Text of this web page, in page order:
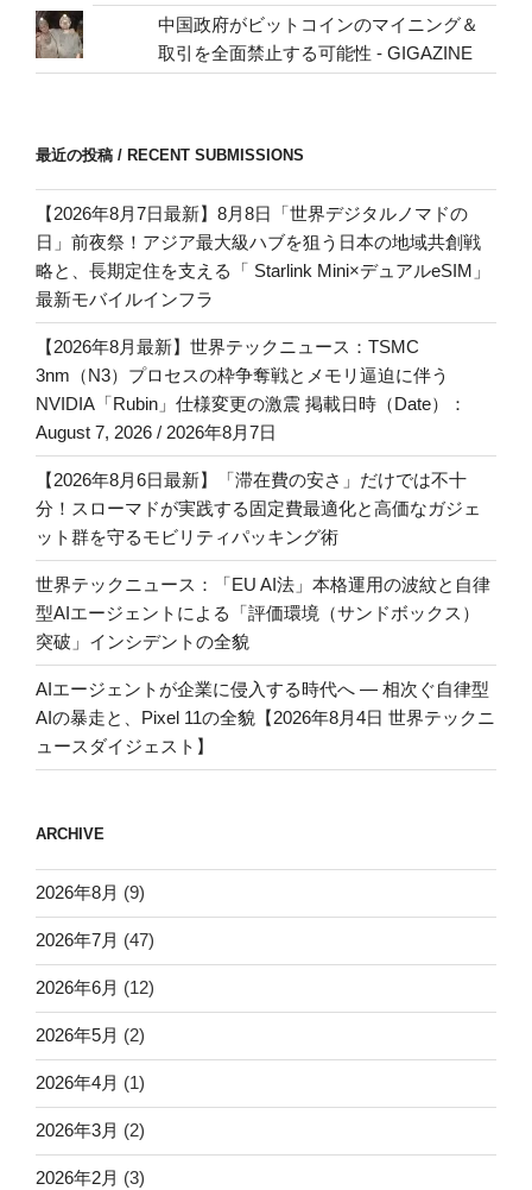
中国政府がビットコインのマイニング＆
取引を全面禁止する可能性 - GIGAZINE
最近の投稿 / RECENT SUBMISSIONS
【2026年8月7日最新】8月8日「世界デジタルノマドの
日」前夜祭！アジア最大級ハブを狙う日本の地域共創戦
略と、長期定住を支える「 Starlink Mini×デュアルeSIM」
最新モバイルインフラ
【2026年8月最新】世界テックニュース：TSMC
3nm（N3）プロセスの枠争奪戦とメモリ逼迫に伴う
NVIDIA「Rubin」仕様変更の激震 掲載日時（Date）：
August 7, 2026 / 2026年8月7日
【2026年8月6日最新】「滞在費の安さ」だけでは不十
分！スローマドが実践する固定費最適化と高価なガジェ
ット群を守るモビリティパッキング術
世界テックニュース：「EU AI法」本格運用の波紋と自律
型AIエージェントによる「評価環境（サンドボックス）
突破」インシデントの全貌
AIエージェントが企業に侵入する時代へ — 相次ぐ自律型
AIの暴走と、Pixel 11の全貌【2026年8月4日 世界テックニ
ュースダイジェスト】
ARCHIVE
2026年8月 (9)
2026年7月 (47)
2026年6月 (12)
2026年5月 (2)
2026年4月 (1)
2026年3月 (2)
2026年2月 (3)